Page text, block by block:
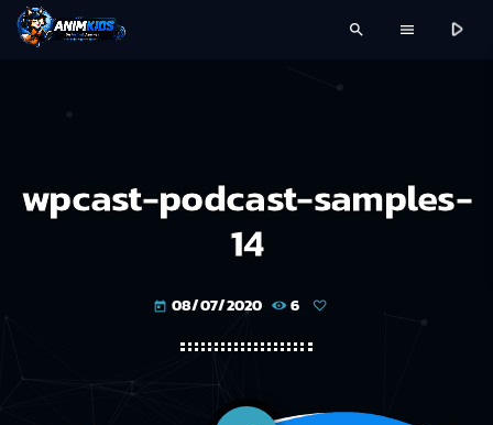
search menu play_arrow
wpcast-podcast-samples-
14
today 08/07/2020 6